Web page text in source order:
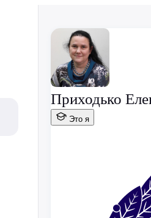
Приходько
Это я